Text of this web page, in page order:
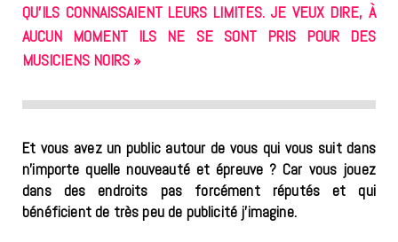
QU’ILS CONNAISSAIENT LEURS LIMITES. JE VEUX DIRE, À
AUCUN MOMENT ILS NE SE SONT PRIS POUR DES
MUSICIENS NOIRS »
Et vous avez un public autour de vous qui vous suit dans
n’importe quelle nouveauté et épreuve ? Car vous jouez
dans des endroits pas forcément réputés et qui
bénéficient de très peu de publicité j’imagine.